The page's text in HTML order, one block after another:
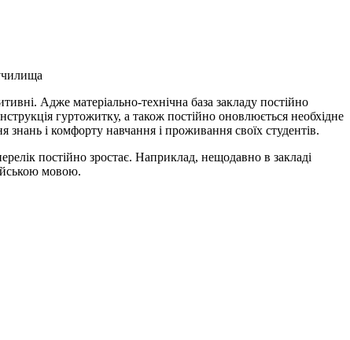
Адже матеріально-технічна база закладу постійно
гуртожитку, а також постійно оновлюється необхідне
і комфорту навчання і проживання своїх студентів.
постійно зростає. Наприклад, нещодавно в закладі
мовою.